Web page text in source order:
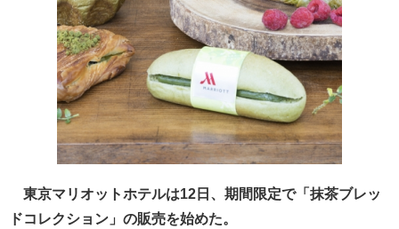
東京マリオットホテルは12日、期間限定で「抹茶ブレッ
ドコレクション」の販売を始めた。